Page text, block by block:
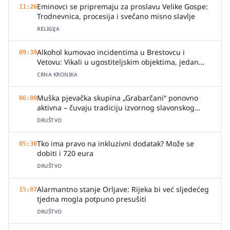
11:26Eminovci se pripremaju za proslavu Velike Gospe:
Trodnevnica, procesija i svečano misno slavlje
RELIGIJA
09:39Alkohol kumovao incidentima u Brestovcu i
Vetovu: Vikali u ugostiteljskim objektima, jedan
zalio djelatnicu pićem
CRNA KRONIKA
06:00Muška pjevačka skupina „Grabarčani“ ponovno
aktivna – čuvaju tradiciju izvornog slavonskog
pjevanja
DRUŠTVO
05:30Tko ima pravo na inkluzivni dodatak? Može se
dobiti i 720 eura
DRUŠTVO
15:07Alarmantno stanje Orljave: Rijeka bi već sljedećeg
tjedna mogla potpuno presušiti
DRUŠTVO